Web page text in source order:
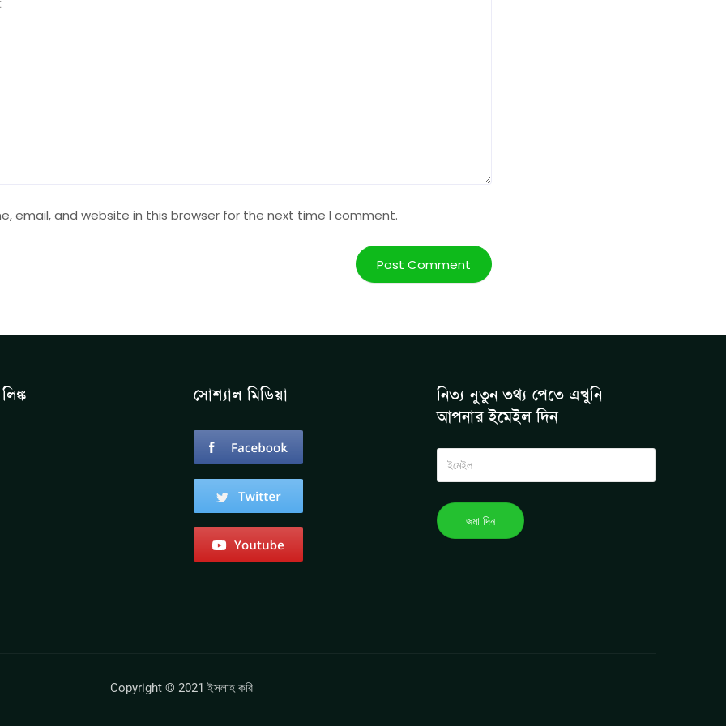
email, and website in this browser for the next time I comment.
সোশ্যাল মিডিয়া
নিত্য নুতুন তথ্য পেতে এখুনি
আপনার ইমেইল দিন
Copyright © 2021 ইসলাহ করি